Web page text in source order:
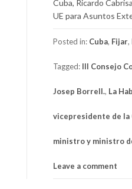
Cuba, Ricardo
UE para Asuntos
Posted in: Cuba, Fijar,
Tagged: III Consejo
Josep Borrell., La
vicepresidente de la
ministro y ministro
Leave a comment